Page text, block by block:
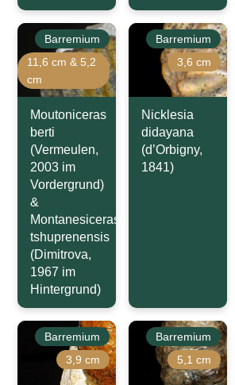
Barremium
11,6 cm & 5,2
cm
Moutoniceras
berti
(Vermeulen,
2003 im
Vordergrund)
&
Montanesiceras
tshuprenensis
(Dimitrova,
1967 im
Hintergrund)
Barremium
3,6 cm
Nicklesia
didayana
(d’Orbigny,
1841)
Barremium
3,9 cm
Barremium
5,1 cm